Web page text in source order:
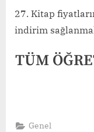
Kitap
indirim
TÜM
Genel